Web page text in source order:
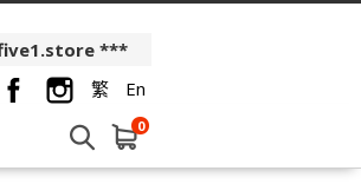
five1.store ***
繁
En
0